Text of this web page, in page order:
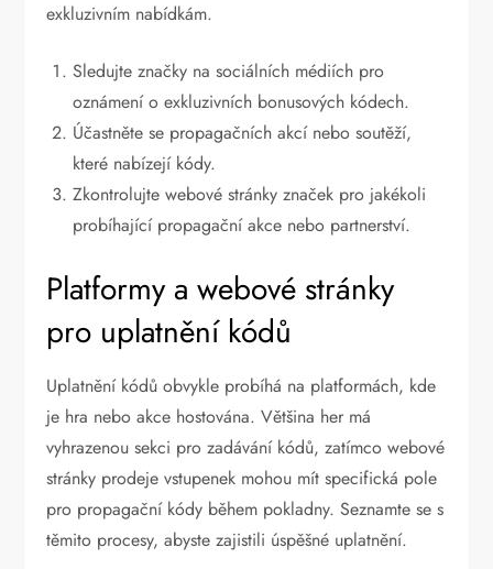
exkluzivním nabídkám.
Sledujte značky na sociálních médiích pro
oznámení o exkluzivních bonusových kódech.
Účastněte se propagačních akcí nebo soutěží,
které nabízejí kódy.
Zkontrolujte webové stránky značek pro jakékoli
probíhající propagační akce nebo partnerství.
Platformy a webové stránky
pro uplatnění kódů
Uplatnění kódů obvykle probíhá na platformách, kde
je hra nebo akce hostována. Většina her má
vyhrazenou sekci pro zadávání kódů, zatímco webové
stránky prodeje vstupenek mohou mít specifická pole
pro propagační kódy během pokladny. Seznamte se s
těmito procesy, abyste zajistili úspěšné uplatnění.